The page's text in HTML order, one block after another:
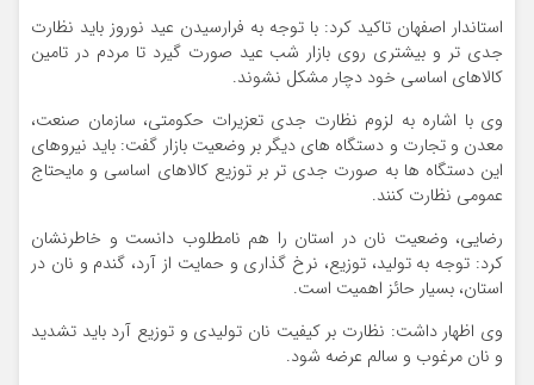
استاندار اصفهان تاکید کرد: با توجه به فرارسیدن عید نوروز باید نظارت
جدی تر و بیشتری روی بازار شب عید صورت گیرد تا مردم در تامین
کالاهای اساسی خود دچار مشکل نشوند.
وی با اشاره به لزوم نظارت جدی تعزیرات حکومتی، سازمان صنعت،
معدن و تجارت و دستگاه های دیگر بر وضعیت بازار گفت: باید نیروهای
این دستگاه ها به صورت جدی تر بر توزیع کالاهای اساسی و مایحتاج
عمومی نظارت کنند.
رضایی، وضعیت نان در استان را هم نامطلوب دانست و خاطرنشان
کرد: توجه به تولید، توزیع، نرخ گذاری و حمایت از آرد، گندم و نان در
استان، بسیار حائز اهمیت است.
وی اظهار داشت: نظارت بر کیفیت نان تولیدی و توزیع آرد باید تشدید
و نان مرغوب و سالم عرضه شود.